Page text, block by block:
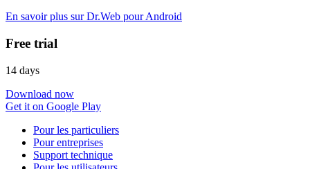
En savoir plus sur Dr.Web pour Android
Free trial
14 days
Download now
Get it on Google Play
Pour les particuliers
Pour entreprises
Support technique